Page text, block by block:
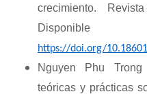
crecimiento.
https://doi.org/
Nguyen Phu
teóricas y prácticas